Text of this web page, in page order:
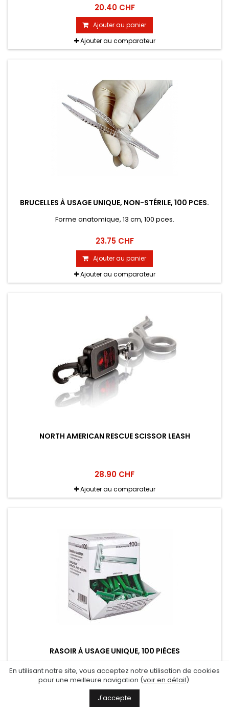
Compak.
20.40 CHF
Ajouter au panier
Ajouter au comparateur
BRUCELLES À USAGE UNIQUE, NON-STÉRILE, 100 PCES.
Forme anatomique, 13 cm, 100 pces.
23.75 CHF
Ajouter au panier
Ajouter au comparateur
NORTH AMERICAN RESCUE SCISSOR LEASH
28.90 CHF
Ajouter au comparateur
RASOIR À USAGE UNIQUE, 100 PIÈCES
Avec lames triple affûtage
30.10 CHF
Ajouter au panier
En utilisant notre site, vous acceptez notre utilisation de cookies
pour une meilleure navigation (voir en détail).
J'accepte